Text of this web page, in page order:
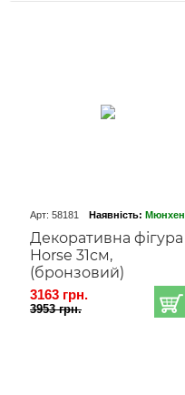
Арт: 58181 Наявність: Мюнхен
Декоративна фігура
Horse 31cм,
(бронзовий)
3163 грн.
3953 грн.